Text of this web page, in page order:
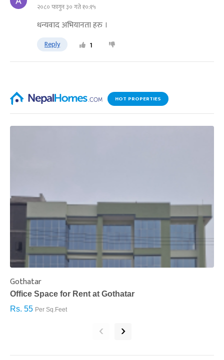
२०८० फागुन ३० गते १०:१५
धन्यवाद अभियानता हरु ।
Reply 1
HOT PROPERTIES
Gothatar
Office Space for Rent at Gothatar
Rs. 55 Per Sq.Feet
‹ ›